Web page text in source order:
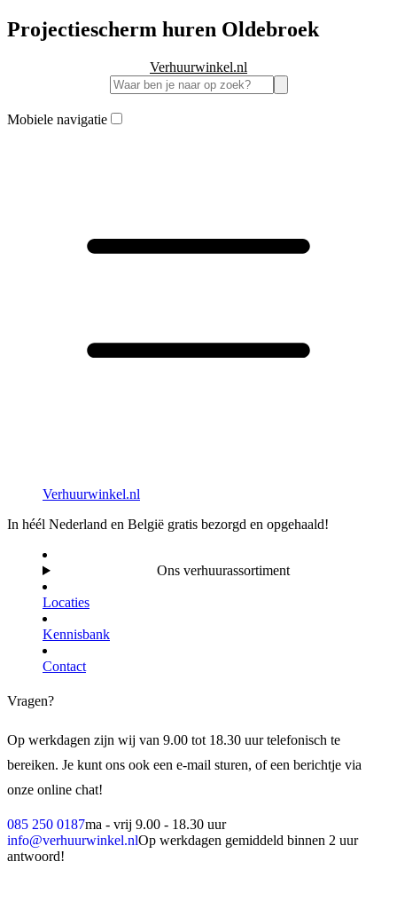
Projectiescherm huren Oldebroek
Verhuurwinkel.nl
Mobiele navigatie
Verhuurwinkel.nl
In héél Nederland en België gratis bezorgd en opgehaald!
Ons verhuurassortiment
Locaties
Kennisbank
Contact
Vragen?
Op werkdagen zijn wij van 9.00 tot 18.30 uur telefonisch te
bereiken. Je kunt ons ook een e-mail sturen, of een berichtje via
onze online chat!
085 250 0187ma - vrij 9.00 - 18.30 uur
info@verhuurwinkel.nlOp werkdagen gemiddeld binnen 2 uur
antwoord!